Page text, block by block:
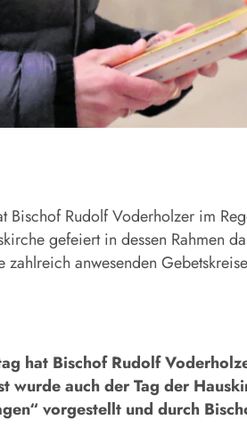
Bischof Rudolf Voderholzer im
gefeiert in dessen Rahmen
anwesenden
hat Bischof Rudolf
auch der Tag der
vorgestellt und durch